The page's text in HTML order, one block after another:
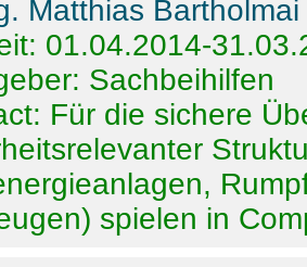
Matthias Bartholmai
01.04.2014-
Sachbeihilfen
Für die sichere
spielen in